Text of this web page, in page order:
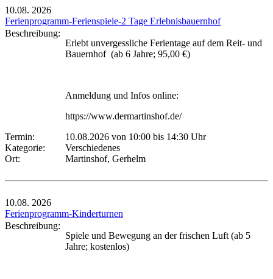
10.08. 2026
Ferienprogramm-Ferienspiele-2 Tage Erlebnisbauernhof
Beschreibung:
Erlebt unvergessliche Ferientage auf dem Reit- und
Bauernhof (ab 6 Jahre; 95,00 €)
Anmeldung und Infos online:
https://www.dermartinshof.de/
Termin:
10.08.2026 von 10:00 bis 14:30 Uhr
Kategorie:
Verschiedenes
Ort:
Martinshof, Gerhelm
10.08. 2026
Ferienprogramm-Kinderturnen
Beschreibung:
Spiele und Bewegung an der frischen Luft (ab 5
Jahre; kostenlos)